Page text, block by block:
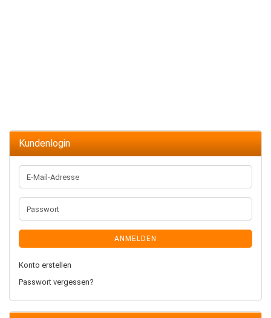
Kundenlogin
E-
Mail-
Adresse
Passwort
ANMELDEN
Konto erstellen
Passwort vergessen?